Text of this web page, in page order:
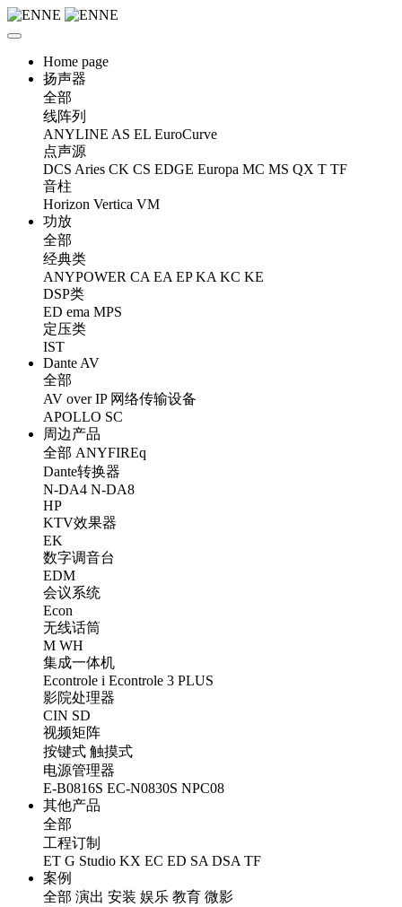
Home page
扬声器
全部
线阵列
ANYLINE AS EL EuroCurve
点声源
DCS Aries CK CS EDGE Europa MC MS QX T TF
音柱
Horizon Vertica VM
功放
全部
经典类
ANYPOWER CA EA EP KA KC KE
DSP类
ED ema MPS
定压类
IST
Dante AV
全部
AV over IP 网络传输设备
APOLLO SC
周边产品
全部 ANYFIREq
Dante转换器
N-DA4 N-DA8
HP
KTV效果器
EK
数字调音台
EDM
会议系统
Econ
无线话筒
M WH
集成一体机
Econtrole i Econtrole 3 PLUS
影院处理器
CIN SD
视频矩阵
按键式 触摸式
电源管理器
E-B0816S EC-N0830S NPC08
其他产品
全部
工程订制
ET G Studio KX EC ED SA DSA TF
案例
全部 演出 安装 娱乐 教育 微影